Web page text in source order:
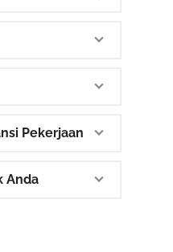
Pekerjaan
Anda